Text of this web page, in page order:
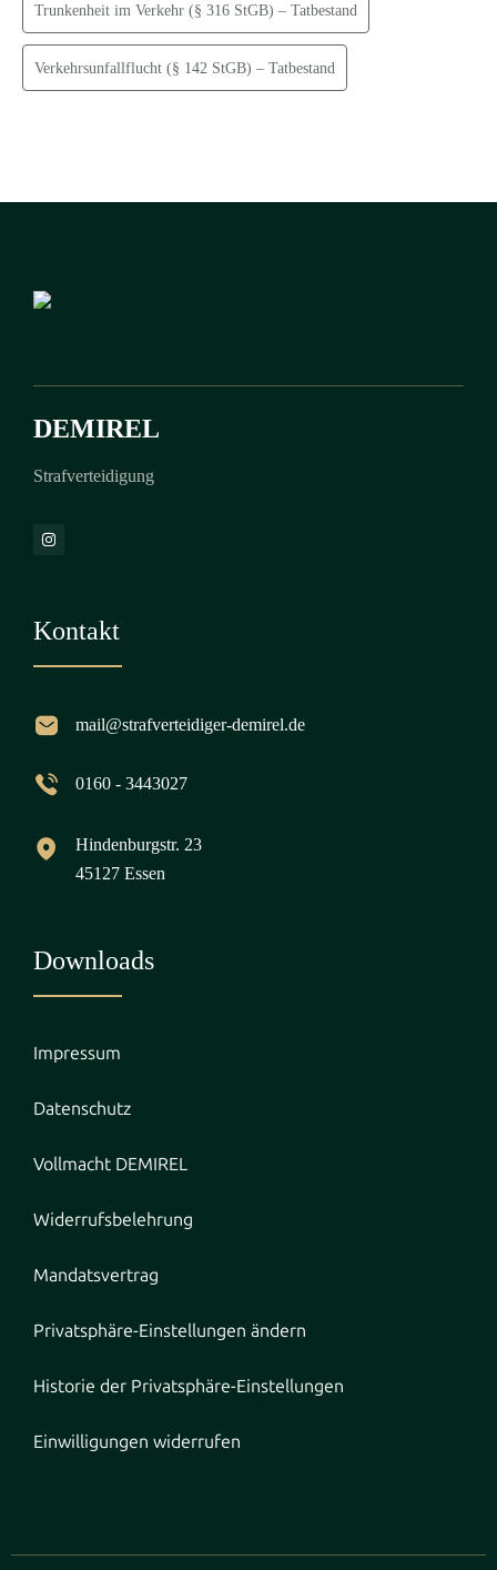
Trunkenheit im Verkehr (§ 316 StGB) – Tatbestand
Verkehrsunfallflucht (§ 142 StGB) – Tatbestand
DEMIREL
Strafverteidigung
Kontakt
mail@strafverteidiger-demirel.de
0160 - 3443027
Hindenburgstr. 23
45127 Essen
Downloads
Impressum
Datenschutz
Vollmacht DEMIREL
Widerrufsbelehrung
Mandatsvertrag
Privatsphäre-Einstellungen ändern
Historie der Privatsphäre-Einstellungen
Einwilligungen widerrufen